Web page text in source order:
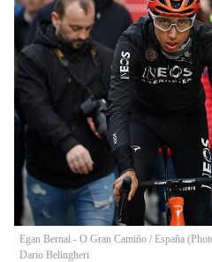
Egan Bernal - O Gran Camiño / España
Dario Belingheri